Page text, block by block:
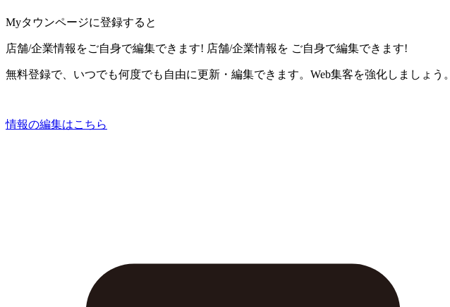
Myタウンページに登録すると
店舗/企業情報をご自身で編集できます! 店舗/企業情報を ご自身で編集できます!
無料登録で、いつでも何度でも自由に更新・編集できます。Web集客を強化しましょう。
情報の編集はこちら